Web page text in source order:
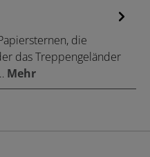
die
das Treppengeländer
Mehr